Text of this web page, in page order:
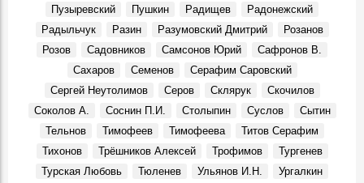
Пузыревский
Пушкин Радищев
Радонежский
Радыльчук
Разин Разумовский Дмитрий
Розанов
Розов
Садовников Самсонов Юрий
Сафронов В.
Сахаров
Семенов
Серафим Саровский
Сергей Неутолимов
Серов Склярук
Скочилов
Соколов А.
Соснин П.И. Столыпин Суслов
Сытин
Тельнов
Тимофеев Тимофеева
Титов Серафим
Тихонов
Трёшников Алексей Трофимов
Тургенев
Турская Любовь
Тюленев Ульянов И.Н. Ургалкин